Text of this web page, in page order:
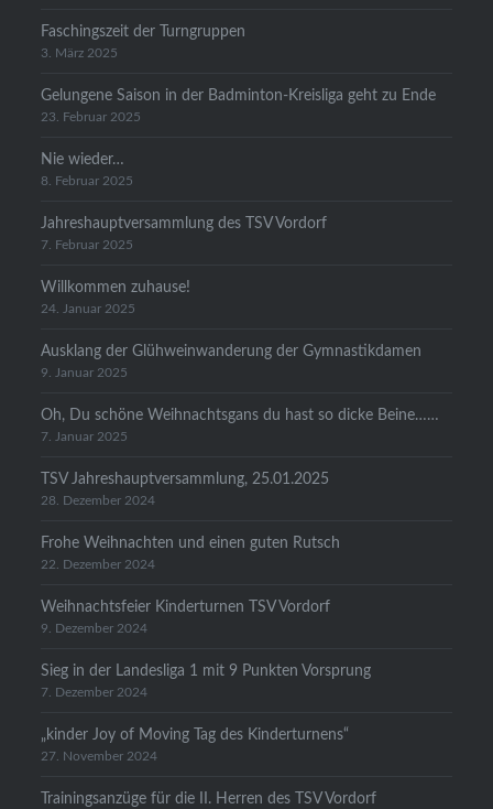
Faschingszeit der Turngruppen
3. März 2025
Gelungene Saison in der Badminton-Kreisliga geht zu Ende
23. Februar 2025
Nie wieder…
8. Februar 2025
Jahreshauptversammlung des TSV Vordorf
7. Februar 2025
Willkommen zuhause!
24. Januar 2025
Ausklang der Glühweinwanderung der Gymnastikdamen
9. Januar 2025
Oh, Du schöne Weihnachtsgans du hast so dicke Beine……
7. Januar 2025
TSV Jahreshauptversammlung, 25.01.2025
28. Dezember 2024
Frohe Weihnachten und einen guten Rutsch
22. Dezember 2024
Weihnachtsfeier Kinderturnen TSV Vordorf
9. Dezember 2024
Sieg in der Landesliga 1 mit 9 Punkten Vorsprung
7. Dezember 2024
„kinder Joy of Moving Tag des Kinderturnens“
27. November 2024
Trainingsanzüge für die II. Herren des TSV Vordorf